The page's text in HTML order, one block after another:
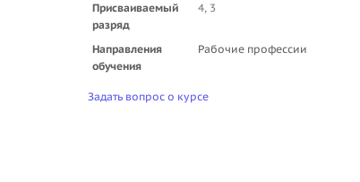
Присваиваемый
разряд
4, 3
Направления
обучения
Рабочие профессии
Задать вопрос о курсе